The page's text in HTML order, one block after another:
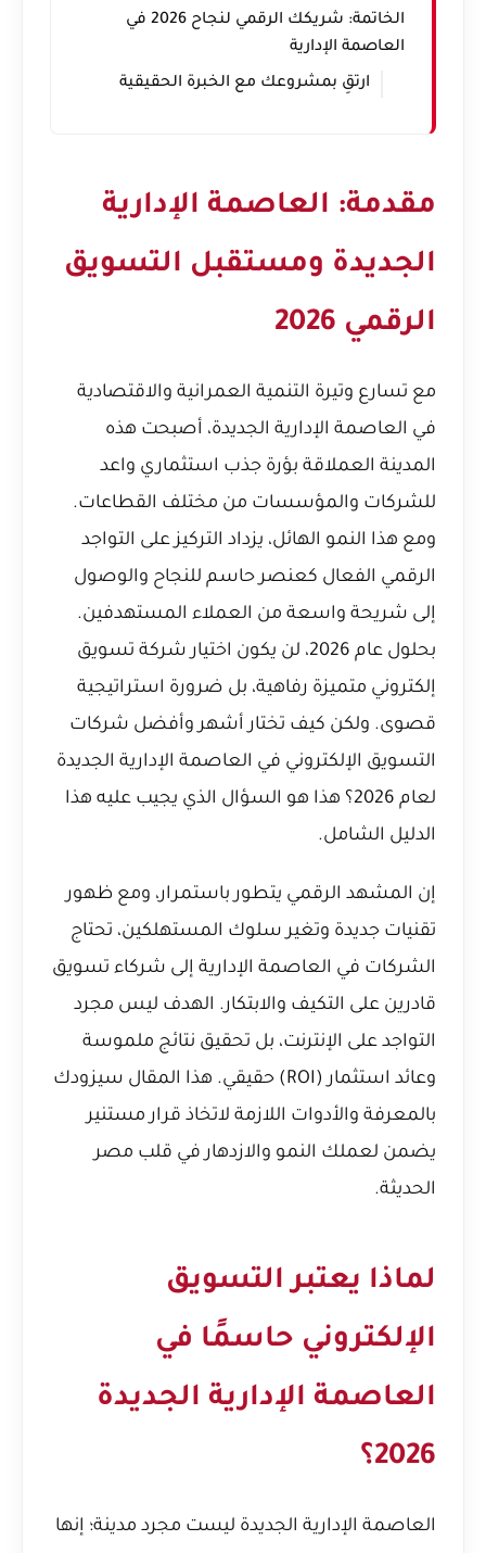
الخاتمة: شريكك الرقمي لنجاح 2026 في
العاصمة الإدارية
ارتقِ بمشروعك مع الخبرة الحقيقية
مقدمة: العاصمة الإدارية
الجديدة ومستقبل التسويق
الرقمي 2026
مع تسارع وتيرة التنمية العمرانية والاقتصادية
في العاصمة الإدارية الجديدة، أصبحت هذه
المدينة العملاقة بؤرة جذب استثماري واعد
للشركات والمؤسسات من مختلف القطاعات.
ومع هذا النمو الهائل، يزداد التركيز على التواجد
الرقمي الفعال كعنصر حاسم للنجاح والوصول
إلى شريحة واسعة من العملاء المستهدفين.
بحلول عام 2026، لن يكون اختيار شركة تسويق
إلكتروني متميزة رفاهية، بل ضرورة استراتيجية
قصوى. ولكن كيف تختار أشهر وأفضل شركات
التسويق الإلكتروني في العاصمة الإدارية الجديدة
لعام 2026؟ هذا هو السؤال الذي يجيب عليه هذا
الدليل الشامل.
إن المشهد الرقمي يتطور باستمرار، ومع ظهور
تقنيات جديدة وتغير سلوك المستهلكين، تحتاج
الشركات في العاصمة الإدارية إلى شركاء تسويق
قادرين على التكيف والابتكار. الهدف ليس مجرد
التواجد على الإنترنت، بل تحقيق نتائج ملموسة
وعائد استثمار (ROI) حقيقي. هذا المقال سيزودك
بالمعرفة والأدوات اللازمة لاتخاذ قرار مستنير
يضمن لعملك النمو والازدهار في قلب مصر
الحديثة.
لماذا يعتبر التسويق
الإلكتروني حاسمًا في
العاصمة الإدارية الجديدة
2026؟
العاصمة الإدارية الجديدة ليست مجرد مدينة؛ إنها